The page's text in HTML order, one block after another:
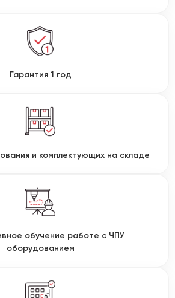
Гарантия 1 год
и комплектующих на складе
обучение работе с ЧПУ
оборудованием